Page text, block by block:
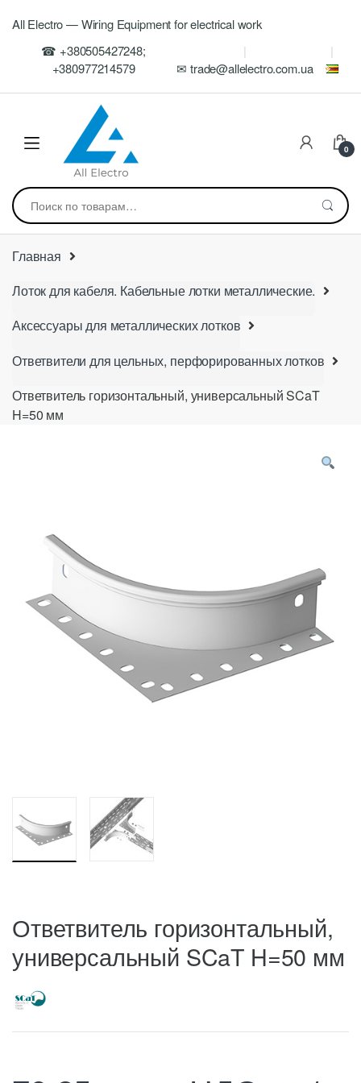
navigation
All Electro — Wiring Equipment for electrical work
☎ +380505427248;
+380977214579
✉ trade@allelectro.com.ua
0
Искать:
Главная
Лоток для кабеля. Кабельные лотки металлические.
Аксессуары для металлических лотков
Ответвители для цельных, перфорированных лотков
Ответвитель горизонтальный, универсальный SCaT
H=50 мм
Ответвитель горизонтальный,
универсальный SCaT H=50 мм